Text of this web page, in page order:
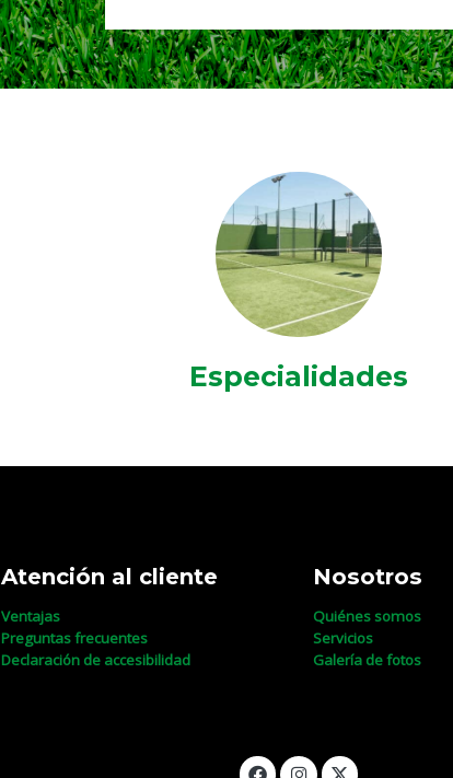
Especialidades
Atención al cliente
Ventajas
Preguntas frecuentes
Declaración de accesibilidad
Nosotros
Quiénes somos
Servicios
Galería de fotos